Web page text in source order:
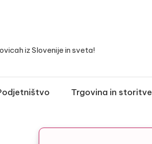
iz Slovenije in sveta!
Trgovina in storitve